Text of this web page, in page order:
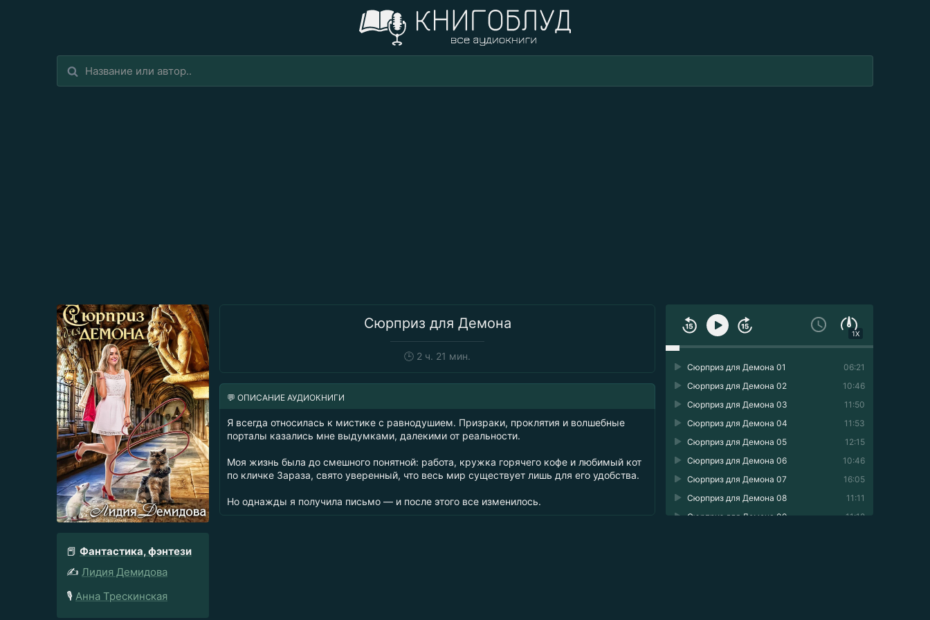
Сюрприз для Демона
🕒 2 ч. 21 мин.
📕 Фантастика, фэнтези
✍️ Лидия Демидова
🎙️ Анна Трескинская
1X
06:21
Сюрприз для Демона 01
10:46
Сюрприз для Демона 02
11:50
Сюрприз для Демона 03
11:53
Сюрприз для Демона 04
12:15
Сюрприз для Демона 05
10:46
Сюрприз для Демона 06
16:05
Сюрприз для Демона 07
11:11
Сюрприз для Демона 08
11:12
Сюрприз для Демона 09
💬 ОПИСАНИЕ АУДИОКНИГИ
Я всегда относилась к мистике с равнодушием. Призраки, проклятия и волшебные
порталы казались мне выдумками, далекими от реальности.
Моя жизнь была до смешного понятной: работа, кружка горячего кофе и любимый кот
по кличке Зараза, свято уверенный, что весь мир существует лишь для его удобства.
Но однажды я получила письмо — и после этого все изменилось.